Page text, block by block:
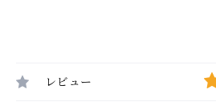
レビュー